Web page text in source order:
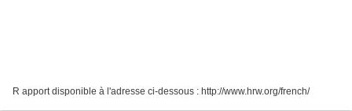
R apport disponible à l'adresse ci-dessous : http://www.hrw.org/french/